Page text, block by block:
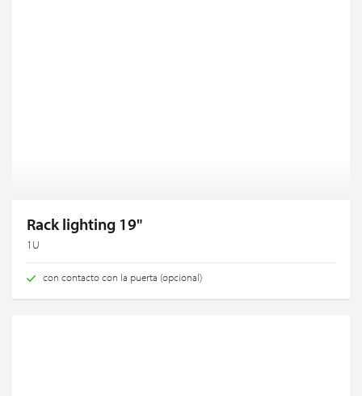
Rack lighting 19"
1U
con contacto con la puerta (opcional)